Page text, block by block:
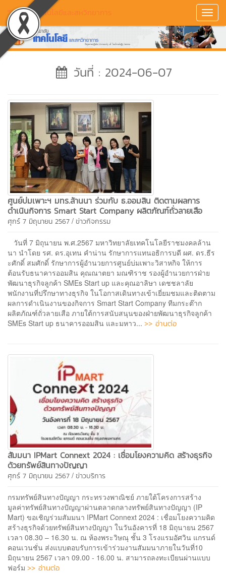
วิทยาลัยเทคโนโลยีและสหวิทยาการ
วันที่ : 2024-06-07
ศูนย์บ่มเพาะฯ มทร.ล้านนา ร่วมกับ ธ.ออมสิน ติดตามผลการ
ดำเนินกิจการ Smart Start Company ผลิตภัณฑ์ถั่วลายเสือ
ศุกร์ 7 มิถุนายน 2567 / ข่าวกิจกรรม
วันที่ 7 มิถุนายน พ.ศ.2567 มหาวิทยาลัยเทคโนโลยีราชมงคลล้าน
นา นำโดย รศ. ดร.อุเทน คำน่าน รักษาการแทนอธิการบดี ผศ. ดร.ธีร
ะศักดิ์ สมศักดิ์ รักษาการผู้อำนวยการศูนย์บ่มเพาะวิสาหกิจ ให้การ
ต้อนรับธนาคารออมสิน คุณณาตยา มณฑิราช รองผู้อำนวยการฝ่าย
พัฒนาธุรกิจลูกค้า SMEs Start up และคุณอาลิษา เดชชลาลัย
พนักงานที่ปรึกษาทางธุรกิจ ในโอกาสเดินทางเข้าเยี่ยมชมและติดตาม
ผลการดำเนินงานของกิจการ Smart Start Company ทีมกระต๊าก
ผลิตภัณฑ์ถั่วลายเสือ ภายใต้การสนับสนุนของฝ่ายพัฒนาธุรกิจลูกค้า
SMEs Start up ธนาคารออมสิน และมหาว... >> อ่านต่อ
สัมมนา IPMart Connext 2024 : เชื่อมโยงความคิด สร้างธุรกิจ
ด้วยทรัพย์สินทางปัญญา
ศุกร์ 7 มิถุนายน 2567 / ข่าวบริการ
กรมทรัพย์สินทางปัญญา กระทรวงพาณิชย์ ภายใต้โครงการสร้าง
มูลค่าทรัพย์สินทางปัญญาผ่านตลาดกลางทรัพย์สินทางปัญญา (IP
Mart) ขอเชิญร่วมสัมมนา IPMart Connext 2024 : เชื่อมโยงความคิด
สร้างธุรกิจด้วยทรัพย์สินทางปัญญา ในวันอังคารที่ 18 มิถุนายน 2567
เวลา 08.30 – 16.30 น. ณ ห้องพระวิษณุ ชั้น 3 โรงแรมอัศวิน แกรนด์
คอนเวนชั่น ส่งแบบตอบรับการเข้าร่วมงานสัมมนาภายในวันที่10
มิถุนายน 2567 เวลา 09.00 - 16.00 น. สามารถลงทะเบียนผ่านแบบ
ฟอร์ม >> อ่านต่อ